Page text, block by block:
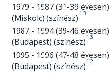
1979 - 1987 (31-39 évesen)
(Miskolc) (színész) 1 3
1987 - 1994 (39-46 évesen)
(Budapest) (színész) 1 3
1995 - 1996 (47-48 évesen)
(Budapest) (színész) 1 2